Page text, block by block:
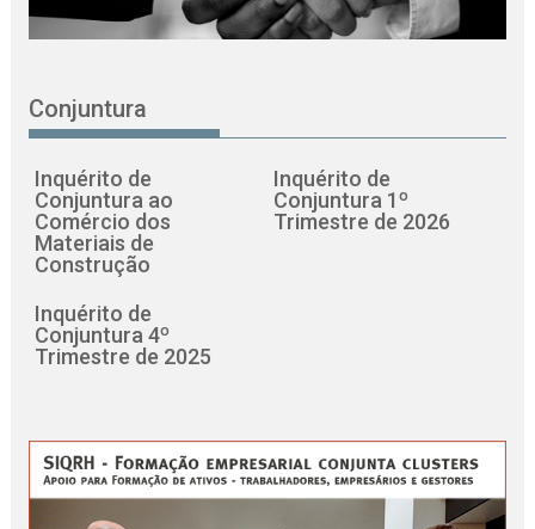
Conjuntura
Inquérito de
Conjuntura ao
Comércio dos
Materiais de
Construção
Inquérito de
Conjuntura 1º
Trimestre de 2026
Inquérito de
Conjuntura 4º
Trimestre de 2025